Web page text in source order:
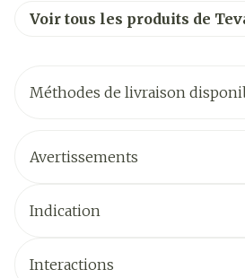
Voir tous les produits de
Méthodes de livraison
Avertissements
Indication
Interactions